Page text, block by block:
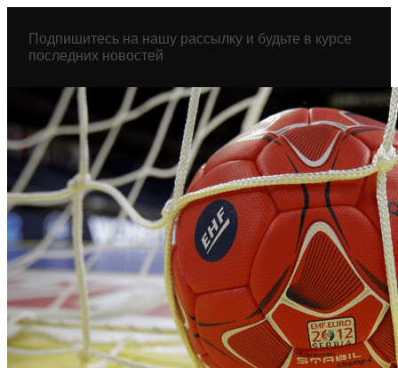
содержимому
Подпишитесь на нашу рассылку и будьте в курсе
последних новостей